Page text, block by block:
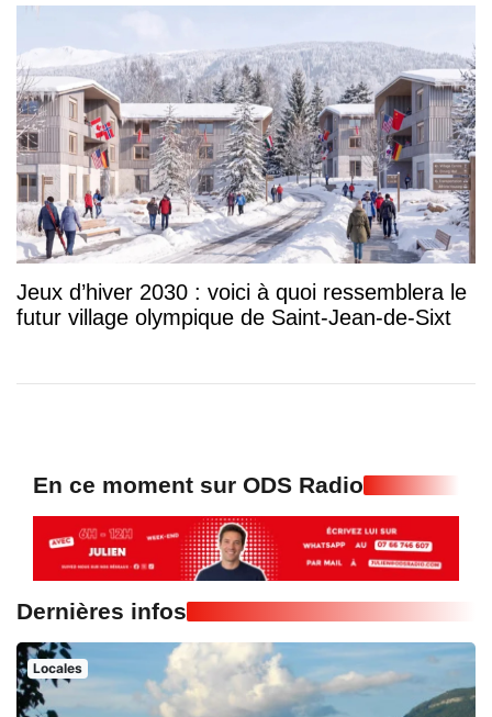
Jeux d’hiver 2030 : voici à quoi ressemblera le
futur village olympique de Saint-Jean-de-Sixt
En ce moment sur ODS Radio
Dernières infos
Locales